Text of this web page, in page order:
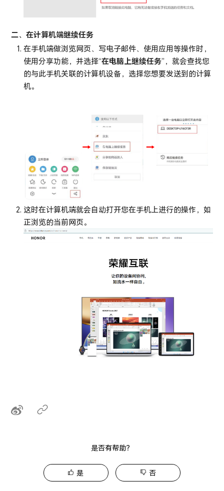
二、在计算机端继续任务
在手机端做浏览网页、写电子邮件、使用应用等操作时，
使用分享功能，并选择“在电脑上继续任务”，就会查找您
的与此手机关联的计算机设备，选择您想要发送到的计算
机。
这时在计算机端就会自动打开您在手机上进行的操作，如
正浏览的当前网页。
是否有帮助？
是 否